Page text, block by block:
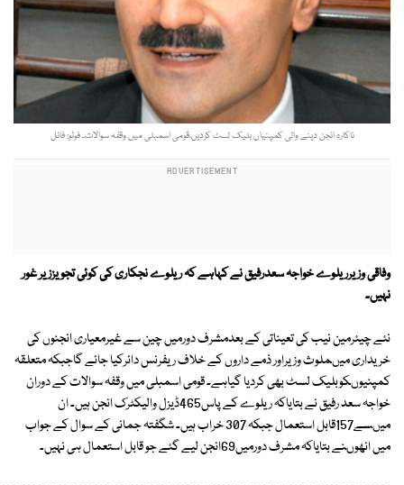
ناکارہ انجن دینے والی کمپنیاں بلیک لسٹ کردیں،قومی اسمبلی میں وقفہ سوالات۔ فوٹو: فائل
وفاقی وزیرریلوے خواجہ سعدرفیق نے کہاہے کہ ریلوے نجکاری کی کوئی تجویززیر غور
نہیں۔
نئے چیئرمین نیب کی تعیناتی کے بعدمشرف دورمیں چین سے غیرمعیاری انجنوں کی
خریداری میںملوث وزیراور ذمے داروں کے خلاف ریفرنس دائرکیا جائے گاجبکہ متعلقہ
کمپنیوںکوبلیک لسٹ بھی کردیا گیاہے۔ قومی اسمبلی میں وقفہ سوالات کے دوران
خواجہ سعد رفیق نے بتایاکہ ریلوے کے پاس465ڈیزل والیکٹرک انجن ہیں۔ ان
میںسے157قابل استعمال جبکہ 307 خراب ہیں۔ شگفتہ جمانی کے سوال کے جواب
میں انھوںنے بتایاکہ مشرف دورمیں69انجن لیے گئے جو قابل استعمال ہی نہیں۔